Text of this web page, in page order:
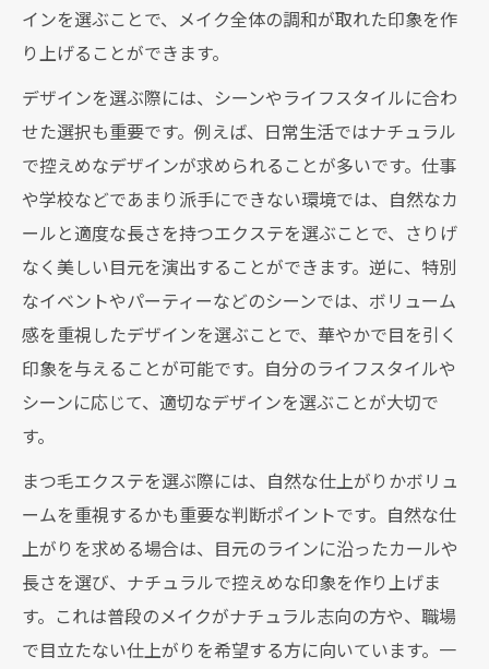
インを選ぶことで、メイク全体の調和が取れた印象を作
り上げることができます。
デザインを選ぶ際には、シーンやライフスタイルに合わ
せた選択も重要です。例えば、日常生活ではナチュラル
で控えめなデザインが求められることが多いです。仕事
や学校などであまり派手にできない環境では、自然なカ
ールと適度な長さを持つエクステを選ぶことで、さりげ
なく美しい目元を演出することができます。逆に、特別
なイベントやパーティーなどのシーンでは、ボリューム
感を重視したデザインを選ぶことで、華やかで目を引く
印象を与えることが可能です。自分のライフスタイルや
シーンに応じて、適切なデザインを選ぶことが大切で
す。
まつ毛エクステを選ぶ際には、自然な仕上がりかボリュ
ームを重視するかも重要な判断ポイントです。自然な仕
上がりを求める場合は、目元のラインに沿ったカールや
長さを選び、ナチュラルで控えめな印象を作り上げま
す。これは普段のメイクがナチュラル志向の方や、職場
で目立たない仕上がりを希望する方に向いています。一